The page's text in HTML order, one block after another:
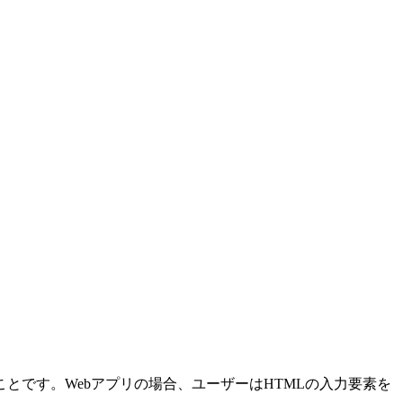
です。Webアプリの場合、ユーザーはHTMLの入力要素を